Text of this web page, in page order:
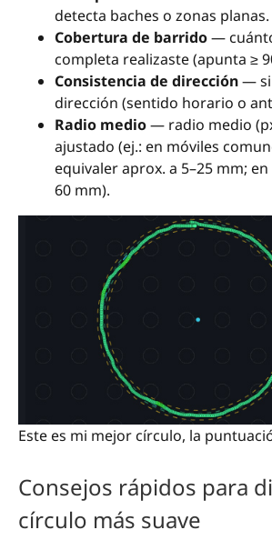
detecta baches o zonas planas.
Cobertura de barrido—
completa realizaste (apunta ≥
Consistencia de dirección— si
dirección (sentido horario o
Radio medio— radio medio
ajustado (ej.: en móviles
equivaler aprox. a 5–25 mm;
60 mm).
Este es mi mejor círculo, la
Consejos rápidos para
círculo más suave